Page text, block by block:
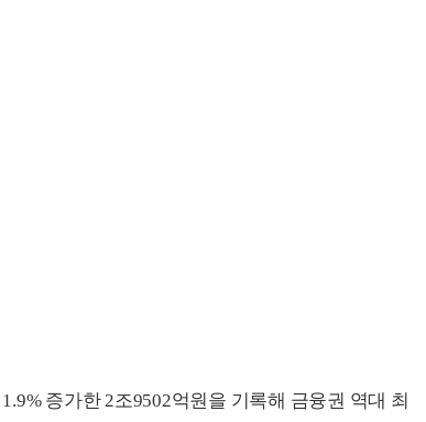
증가한 2조9502억원을 기록해 금융권 역대 최